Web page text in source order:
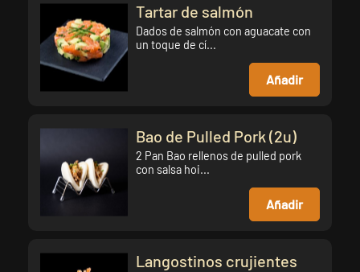
Tartar de salmón
Dados de salmón con aguacate con
un toque de cí...
Añadir
Bao de Pulled Pork (2u)
2 Pan Bao rellenos de pulled pork
con salsa hoi...
Añadir
Langostinos crujientes